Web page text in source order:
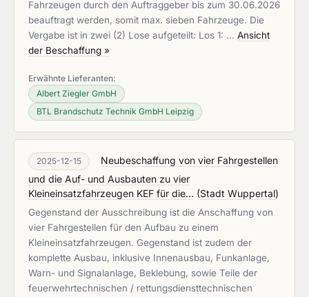
Fahrzeugen durch den Auftraggeber bis zum 30.06.2026
beauftragt werden, somit max. sieben Fahrzeuge. Die
Vergabe ist in zwei (2) Lose aufgeteilt: Los 1: … Ansicht
der Beschaffung »
Erwähnte Lieferanten:
Albert Ziegler GmbH
BTL Brandschutz Technik GmbH Leipzig
2025-12-15
Neubeschaffung von vier Fahrgestellen
und die Auf- und Ausbauten zu vier
Kleineinsatzfahrzeugen KEF für die... (Stadt Wuppertal)
Gegenstand der Ausschreibung ist die Anschaffung von
vier Fahrgestellen für den Aufbau zu einem
Kleineinsatzfahrzeugen. Gegenstand ist zudem der
komplette Ausbau, inklusive Innenausbau, Funkanlage,
Warn- und Signalanlage, Beklebung, sowie Teile der
feuerwehrtechnischen / rettungsdiensttechnischen